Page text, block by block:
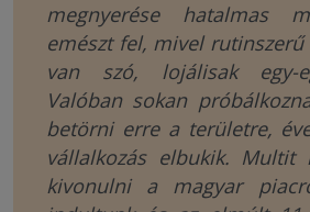
megnyerése hatalmas
emészt fel, mivel
van szó, lojálisak egy-
Valóban sokan
betörni erre a területre,
vállalkozás elbukik.
kivonulni a magyar